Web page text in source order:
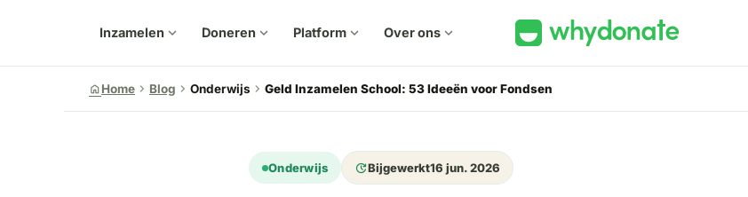
Inzamelen expand_more Doneren expand_more Platform expand_more Over ons expand_more
homeHome chevron_right Blog chevron_right Onderwijs chevron_right Geld Inzamelen School: 53 Ideeën voor Fondsen
Onderwijs updateBijgewerkt16 jun. 2026